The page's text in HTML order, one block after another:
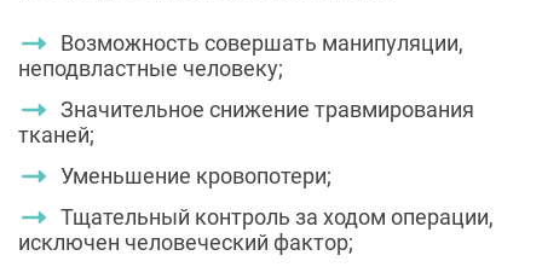
Возможность совершать манипуляции,
неподвластные человеку;
Значительное снижение травмирования
тканей;
Уменьшение кровопотери;
Тщательный контроль за ходом операции,
исключен человеческий фактор;